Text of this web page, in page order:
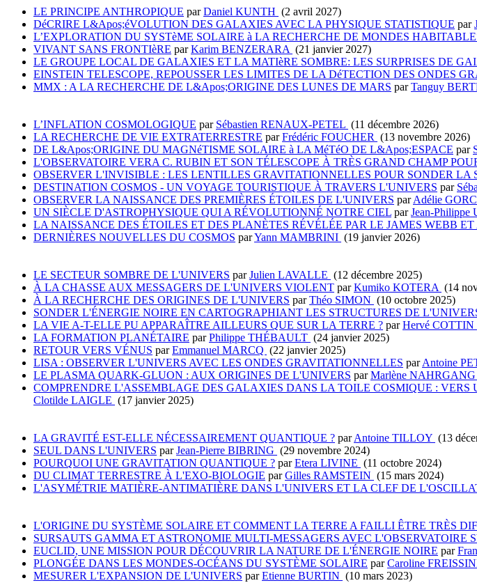
−
LE PRINCIPE ANTHROPIQUE parDaniel KUNTH (2 avril 2027)
DéCRIRE L&Apos;éVOLUTION DES GALAXIES AVEC LA PHYSIQUE STATISTIQUE par
L’EXPLORATION DU SYSTèME SOLAIRE à LA RECHERCHE DE MONDES
VIVANT SANS FRONTIèRE parKarim BENZERARA (21 janvier 2027)
LE GROUPE LOCAL DE GALAXIES ET LA MATIèRE SOMBRE: LES SURPRISES DE
EINSTEIN TELESCOPE, REPOUSSER LES LIMITES DE LA DéTECTION DES ONDES
MMX : A LA RECHERCHE DE L&Apos;ORIGINE DES LUNES DE MARS parTanguy
L’INFLATION COSMOLOGIQUE par Sébastien RENAUX-PETEL (11 décembre 2026)
LA RECHERCHE DE VIE EXTRATERRESTRE parFrédéric FOUCHER (13 novembre 2026)
DE L&Apos;ORIGINE DU MAGNéTISME SOLAIRE à LA MéTéO DE L&Apos;ESPACE par
L'OBSERVATOIRE VERA C. RUBIN ET SON TÉLESCOPE À TRÈS GRAND CHAMP
OBSERVER L'INVISIBLE : LES LENTILLES GRAVITATIONNELLES POUR SONDER LA
DESTINATION COSMOS - UN VOYAGE TOURISTIQUE À TRAVERS L'UNIVERS par
OBSERVER LA NAISSANCE DES PREMIÈRES ÉTOILES DE L'UNIVERS parAdélie
UN SIÈCLE D'ASTROPHYSIQUE QUI A RÉVOLUTIONNÉ NOTRE CIEL parJean-Philippe
LA NAISSANCE DES ÉTOILES ET DES PLANÈTES RÉVÉLÉE PAR LE JAMES WEBB
DERNIÈRES NOUVELLES DU COSMOS parYann MAMBRINI (19 janvier 2026)
LE SECTEUR SOMBRE DE L'UNIVERS parJulien LAVALLE (12 décembre 2025)
À LA CHASSE AUX MESSAGERS DE L'UNIVERS VIOLENT parKumiko KOTERA (14
À LA RECHERCHE DES ORIGINES DE L'UNIVERS parThéo SIMON (10 octobre 2025)
SONDER L'ÉNERGIE NOIRE EN CARTOGRAPHIANT LES STRUCTURES DE
LA VIE A-T-ELLE PU APPARAÎTRE AILLEURS QUE SUR LA TERRE ? parHervé COTTIN
LA FORMATION PLANÉTAIRE parPhilippe THÉBAULT (24 janvier 2025)
RETOUR VERS VÉNUS parEmmanuel MARCQ (22 janvier 2025)
LISA : OBSERVER L'UNIVERS AVEC LES ONDES GRAVITATIONNELLES parAntoine
LE PLASMA QUARK-GLUON : AUX ORIGINES DE L'UNIVERS parMarlène NAHRGANG
COMPRENDRE L'ASSEMBLAGE DES GALAXIES DANS LA TOILE COSMIQUE :
Clotilde LAIGLE (17 janvier 2025)
LA GRAVITÉ EST-ELLE NÉCESSAIREMENT QUANTIQUE ? parAntoine TILLOY (13
SEUL DANS L'UNIVERS parJean-Pierre BIBRING (29 novembre 2024)
POURQUOI UNE GRAVITATION QUANTIQUE ? parEtera LIVINE (11 octobre 2024)
DU CLIMAT TERRESTRE À L'EXO-BIOLOGIE parGilles RAMSTEIN (15 mars 2024)
L'ASYMÉTRIE MATIÈRE-ANTIMATIÈRE DANS L'UNIVERS ET LA CLEF DE
L'ORIGINE DU SYSTÈME SOLAIRE ET COMMENT LA TERRE A FAILLI ÊTRE TRÈS
SURSAUTS GAMMA ET ASTRONOMIE MULTI-MESSAGERS AVEC L'OBSERVATOIRE
EUCLID, UNE MISSION POUR DÉCOUVRIR LA NATURE DE L'ÉNERGIE NOIRE par
PLONGÉE DANS LES MONDES-OCÉANS DU SYSTÈME SOLAIRE parCaroline
MESURER L'EXPANSION DE L'UNIVERS parEtienne BURTIN (10 mars 2023)